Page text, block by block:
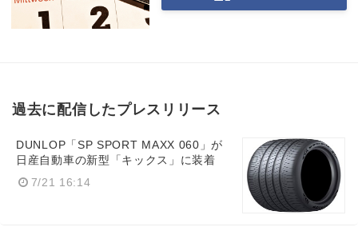
過去に配信したプレスリリース
DUNLOP「SP SPORT MAXX 060」が
日産自動車の新型「キックス」に装着
7/21 16:14